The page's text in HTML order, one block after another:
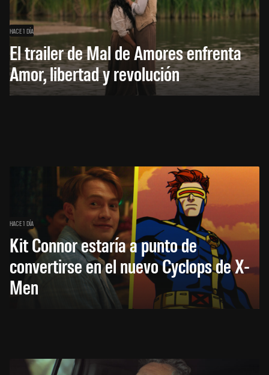
HACE 1 DÍA
El trailer de Mal de Amores enfrenta
Amor, libertad y revolución
HACE 1 DÍA
Kit Connor estaría a punto de
convertirse en el nuevo Cyclops de X-
Men